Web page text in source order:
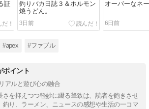
証
釣りバカ日誌３＆ホルモン
焼うどん。
3日前
オーバーなネ
6日前
#apex #ファブル
ポイント
アルと遊び心の融合
さを抑えつつ軽妙に綴る筆致は、読者を飽きさせ
釣り、ラーメン、ニュースの感想や生活の一コマ